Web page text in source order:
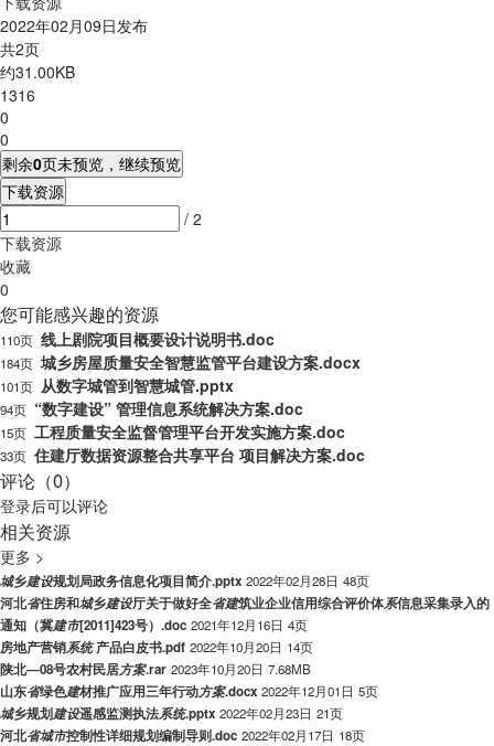
2022年02月09日发布
共2页
约31.00KB
1316
0
0
剩余0页未预览，继续预览
下载资源
/ 2
下载资源
收藏
0
您可能感兴趣的资源
110页 线上剧院项目概要设计说明书.doc
184页 城乡房屋质量安全智慧监管平台建设方案.docx
101页 从数字城管到智慧城管.pptx
94页 “数字建设” 管理信息系统解决方案.doc
15页 工程质量安全监督管理平台开发实施方案.doc
33页 住建厅数据资源整合共享平台 项目解决方案.doc
评论（0）
登录后可以评论
相关资源
更多 >
城乡建设规划局政务信息化项目简介.pptx 2022年02月28日 48页
河北省住房和城乡建设厅关于做好全省建筑业企业信用综合评价体系信息采集录入的
通知（冀建市[2011]423号）.doc 2021年12月16日 4页
房地产营销系统产品白皮书.pdf 2022年10月20日 14页
陕北—08号农村民居方案.rar 2023年10月20日 7.68MB
山东省绿色建材推广应用三年行动方案.docx 2022年12月01日 5页
城乡规划建设遥感监测执法系统.pptx 2022年02月23日 21页
河北省城市控制性详细规划编制导则.doc 2022年02月17日 18页